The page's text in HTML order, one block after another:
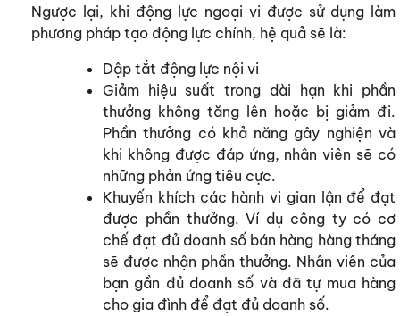
Ngược lại, khi động lực ngoại vi được sử dụng làm
phương pháp tạo động lực chính, hệ quả sẽ là:
Dập tắt động lực nội vi
Giảm hiệu suất trong dài hạn khi phần
thưởng không tăng lên hoặc bị giảm đi.
Phần thưởng có khả năng gây nghiện và
khi không được đáp ứng, nhân viên sẽ có
những phản ứng tiêu cực.
Khuyến khích các hành vi gian lận để đạt
được phần thưởng. Ví dụ công ty có cơ
chế đạt đủ doanh số bán hàng hàng tháng
sẽ được nhận phần thưởng. Nhân viên của
bạn gần đủ doanh số và đã tự mua hàng
cho gia đình để đạt đủ doanh số.